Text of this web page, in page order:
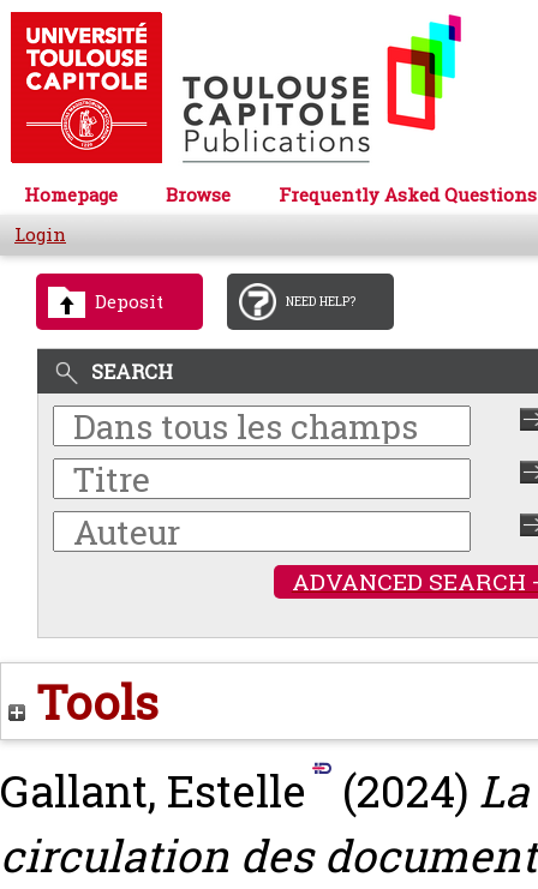
Homepage Browse
Frequently Asked Questions
Login
Deposit NEED HELP?
SEARCH
ADVANCED SEARCH
Tools
Gallant, Estelle (2024)
circulation des